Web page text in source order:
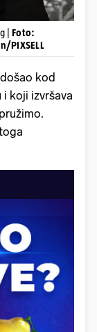
| Foto:
PIXSELL
kod
koji izvršava